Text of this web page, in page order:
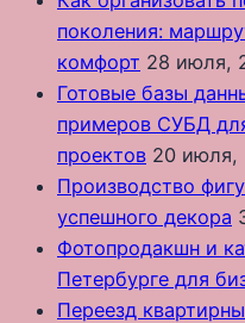
поколения:
комфорт 28 июля,
Готовые базы
примеров СУБД
проектов 20 июля,
Производство
успешного декора
Фотопродакшн и
Петербурге для
Переезд